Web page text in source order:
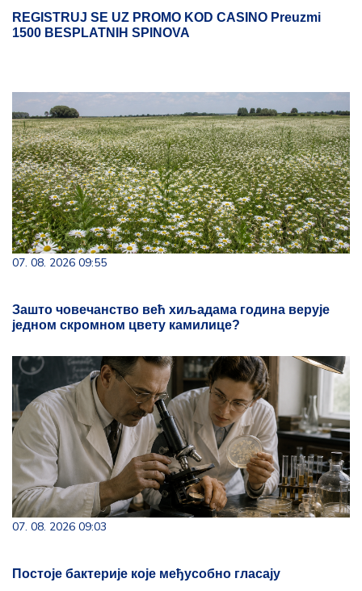
REGISTRUJ SE UZ PROMO KOD CASINO Preuzmi
1500 BESPLATNIH SPINOVA
07. 08. 2026 09:55
Зашто човечанство већ хиљадама година верује
једном скромном цвету камилице?
07. 08. 2026 09:03
Постоје бактерије које међусобно гласају